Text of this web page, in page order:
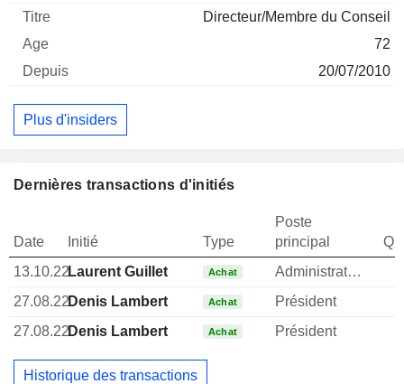
Directeur/Membre du Conseil
72
20/07/2010
Plus d'insiders
Dernières transactions d'initiés
Date Initié Type
Poste
principal
13.10.22Laurent Guillet Achat
Administrateur
27.08.22Denis Lambert Achat
Président
27.08.22Denis Lambert Achat Président
Historique des transactions